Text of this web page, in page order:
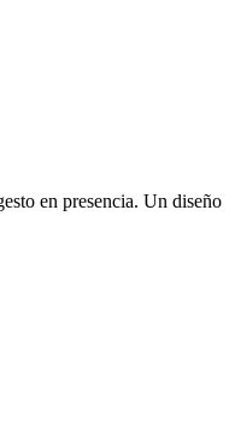
en presencia. Un diseño